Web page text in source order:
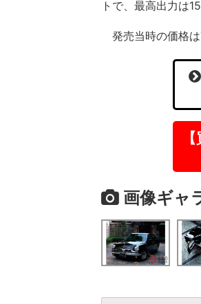
トで、最高出力は
発売当時の価格は
画像ギャ